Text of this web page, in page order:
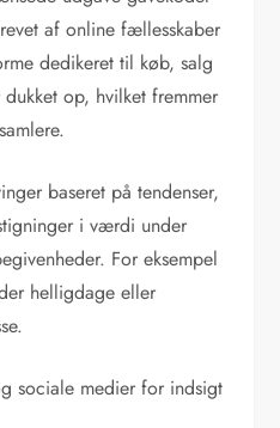
af online fællesskaber
dedikeret til køb, salg
op, hvilket fremmer
baseret på tendenser,
i værdi under
For eksempel
helligdage eller
sociale medier for indsigt